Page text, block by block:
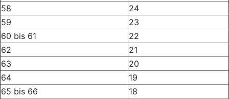
58
24
59
23
60 bis 61
22
62
21
63
20
64
19
65 bis 66
18